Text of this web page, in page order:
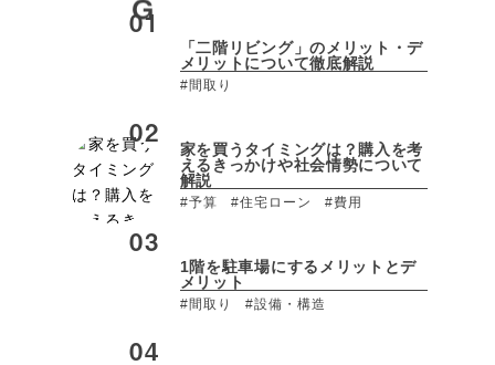
「二階リビング」のメリット・デ
メリットについて徹底解説
#間取り
家を買うタイミングは？購入を考
えるきっかけや社会情勢について
解説
#予算 #住宅ローン #費用
1階を駐車場にするメリットとデ
メリット
#間取り #設備・構造